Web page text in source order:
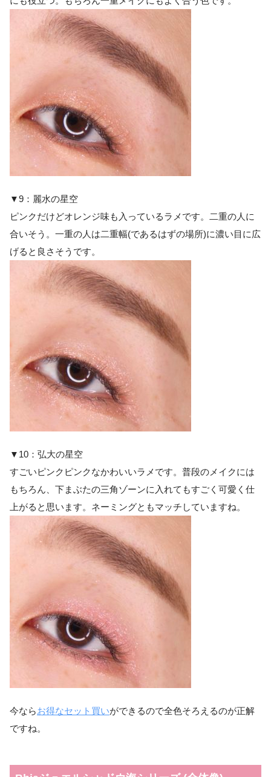
▼9：麗水の星空
ピンクだけどオレンジ味も入っているラメです。二重の人に
合いそう。一重の人は二重幅(であるはずの場所)に濃い目に広
げると良さそうです。
▼10：弘大の星空
すごいピンクピンクなかわいいラメです。普段のメイクには
もちろん、下まぶたの三角ゾーンに入れてもすごく可愛く仕
上がると思います。ネーミングともマッチしていますね。
今ならお得なセット買いができるので全色そろえるのが正解
ですね。